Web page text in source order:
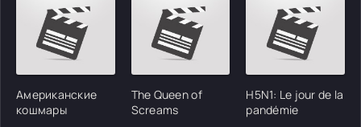
Американские
кошмары
The Queen of
Screams
H5N1: Le jour de la
pandémie